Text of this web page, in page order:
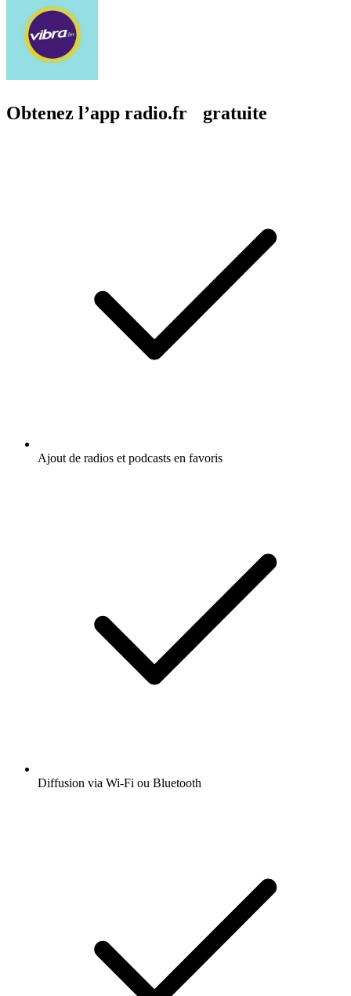
Obtenez l’app radio.fr gratuite
Ajout de radios et podcasts en favoris
Diffusion via Wi-Fi ou Bluetooth